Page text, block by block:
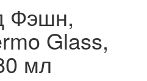
Фэшн,
Glass,
мл